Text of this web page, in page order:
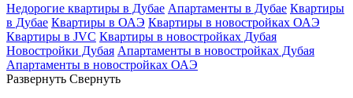
Недорогие квартиры в Дубае Апартаменты в Дубае Квартиры
в Дубае Квартиры в ОАЭ Квартиры в новостройках ОАЭ
Квартиры в JVC Квартиры в новостройках Дубая
Новостройки Дубая Апартаменты в новостройках Дубая
Апартаменты в новостройках ОАЭ
Развернуть Свернуть